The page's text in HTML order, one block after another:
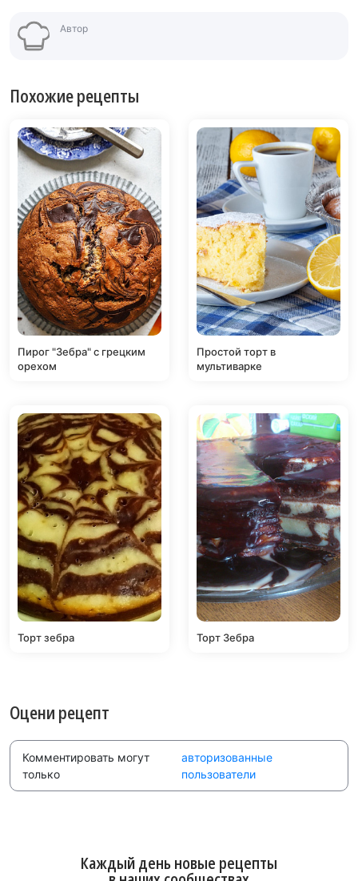
Автор
Похожие рецепты
Пирог "Зебра" с грецким
орехом
Простой торт в
мультиварке
Торт зебра Торт Зебра
Оцени рецепт
Комментировать могут
только
авторизованные
пользователи
Каждый день новые рецепты